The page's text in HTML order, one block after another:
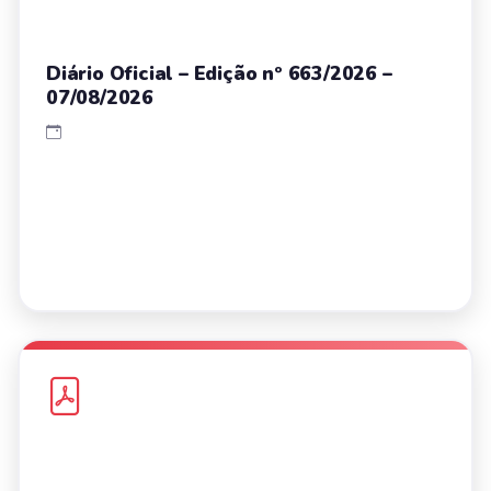
Diário Oficial – Edição nº 663/2026 –
07/08/2026